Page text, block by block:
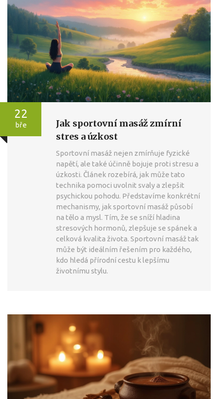
22
bře
Jak sportovní masáž zmírní
stres a úzkost
Sportovní masáž nejen zmírňuje fyzické
napětí, ale také účinně bojuje proti stresu a
úzkosti. Článek rozebírá, jak může tato
technika pomoci uvolnit svaly a zlepšit
psychickou pohodu. Představíme konkrétní
mechanismy, jak sportovní masáž působí
na tělo a mysl. Tím, že se sníží hladina
stresových hormonů, zlepšuje se spánek a
celková kvalita života. Sportovní masáž tak
může být ideálním řešením pro každého,
kdo hledá přírodní cestu k lepšímu
životnímu stylu.